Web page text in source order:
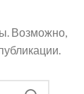
Возможно,